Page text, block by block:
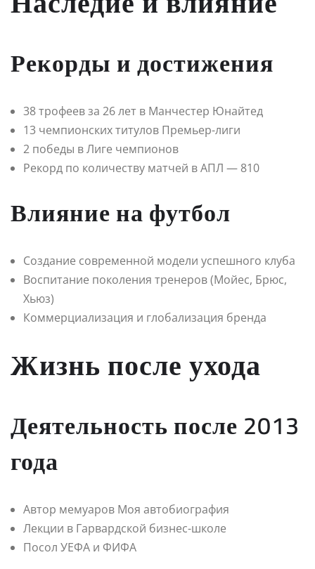
Рекорды и достижения
38 трофеев за 26 лет в Манчестер Юнайтед
13 чемпионских титулов Премьер-лиги
2 победы в Лиге чемпионов
Рекорд по количеству матчей в АПЛ — 810
Влияние на футбол
Создание современной модели успешного клуба
Воспитание поколения тренеров (Мойес, Брюс,
Хьюз)
Коммерциализация и глобализация бренда
Жизнь после ухода
Деятельность после 2013
года
Автор мемуаров Моя автобиография
Лекции в Гарвардской бизнес-школе
Посол УЕФА и ФИФА